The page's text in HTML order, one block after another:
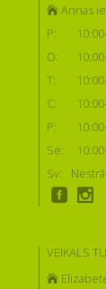
Annas
P:
O:
T:
C:
P:
Se:
Sv:
VEIKALS